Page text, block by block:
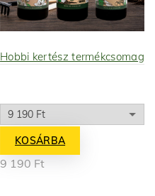
Hobbi kertész termékcsomag
KOSÁRBA
9 190 Ft